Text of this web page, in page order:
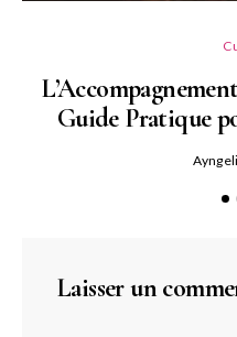
Guide Pratique
Laisser un